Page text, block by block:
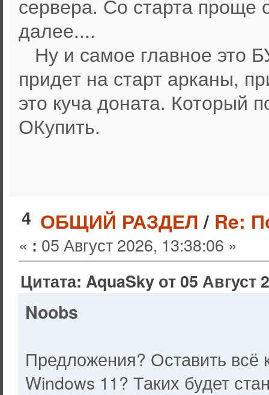
сервера. Со старта проще
далее....
Ну и самое главное это
придет на старт арканы,
это куча доната. Который
ОКупить.
4 ОБЩИЙ РАЗДЕЛ/ Re:
« : 05 Август 2026, 13:38:06 »
Цитата: AquaSky от 05 Август
Noobs
Предложения? Оставить всё
Windows 11? Таких будет